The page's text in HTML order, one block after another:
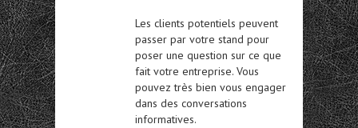
Les clients potentiels peuvent
passer par votre stand pour
poser une question sur ce que
fait votre entreprise. Vous
pouvez très bien vous engager
dans des conversations
informatives.